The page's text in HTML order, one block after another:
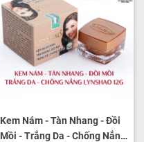
Kem Nám - Tàn Nhang - Đồi
Mồi - Trắng Da - Chống Nắng